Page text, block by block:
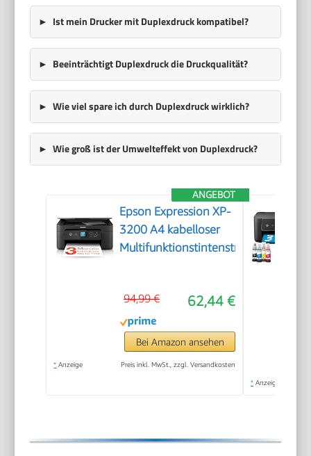
Ist mein Drucker mit Duplexdruck kompatibel?
Beeinträchtigt Duplexdruck die Druckqualität?
Wie viel spare ich durch Duplexdruck wirklich?
Wie groß ist der Umwelteffekt von Duplexdruck?
ANGEBOT
Epson Expression XP-
3200 A4 kabelloser
Multifunktionstintenstrahldrucker
62,44 €
94,99 €
Bei Amazon ansehen
* Anzeige Preis inkl. MwSt., zzgl. Versandkosten
* Anzeige